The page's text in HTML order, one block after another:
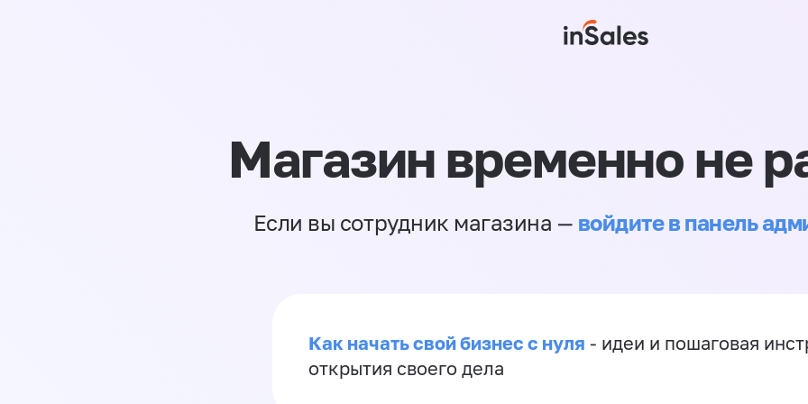
Магазин временно не
Если вы сотрудник магазина — войдите в панель
Как начать свой бизнес с нуля - идеи и пошаговая
открытия своего дела